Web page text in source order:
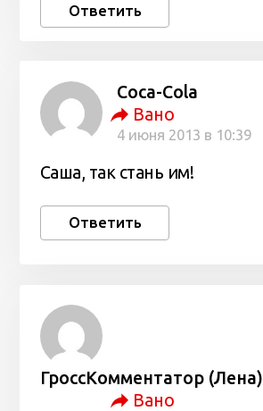
Ответить
Coca-Cola
Вано
4 июня 2013 в 10:39
Саша, так стань им!
Ответить
ГроссКомментатор (Лена)
Вано